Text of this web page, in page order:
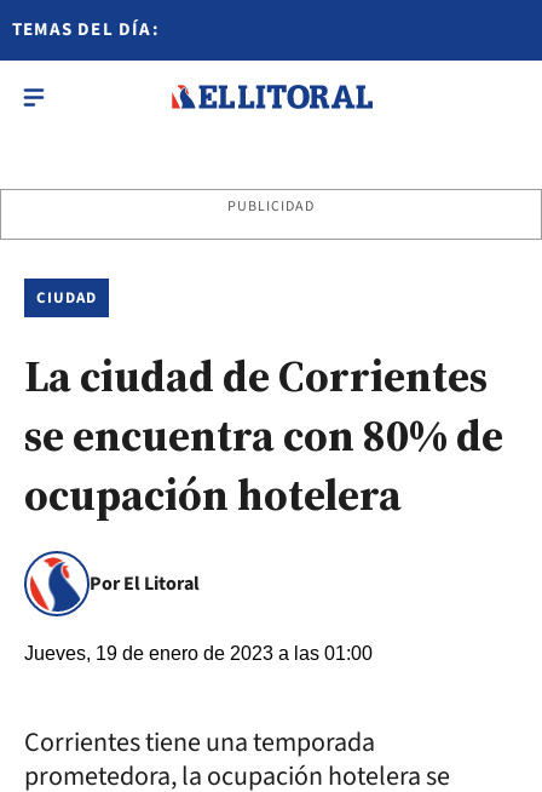
TEMAS DEL DÍA:
PUBLICIDAD
CIUDAD
La ciudad de Corrientes
se encuentra con 80% de
ocupación hotelera
Por El Litoral
Jueves, 19 de enero de 2023 a las 01:00
Corrientes tiene una temporada
prometedora, la ocupación hotelera se